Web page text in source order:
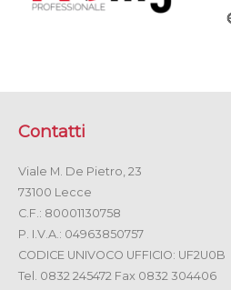
Contatti
Viale M. De Pietro, 23
73100 Lecce
C.F.: 80001130758
P. I.V.A.: 04963850757
CODICE UNIVOCO UFFICIO: UF2U0B
Tel. 0832 245472 Fax 0832 304406